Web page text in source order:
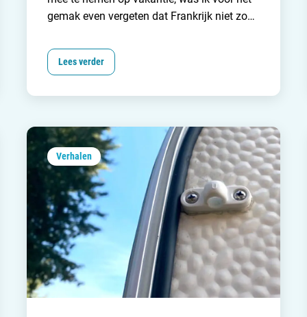
gemak even vergeten dat Frankrijk niet zo
trappen met een tiener achterop is nog best
wel een dingetje, kwamen we achter toen
auto af te leggen, vond ik persoonlijk ook
wat overdreven. Dus pakten we ze af en toe,
die fietsen. En dat beviel al met al toch best
goed.
Lees verder
Verhalen